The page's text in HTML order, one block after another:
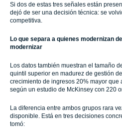
Si dos de estas tres señales están
dejó de ser una decisión técnica: se
competitiva.
Lo que separa a quienes modernizan
modernizar
Los datos también muestran el tamaño
quintil superior en madurez de gestión
crecimiento de ingresos 20% mayor que
según un estudio de McKinsey con 220
La diferencia entre ambos grupos rara
disponible. Está en tres decisiones
tomó: